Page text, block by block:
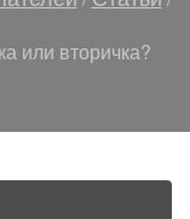
или вторичка?